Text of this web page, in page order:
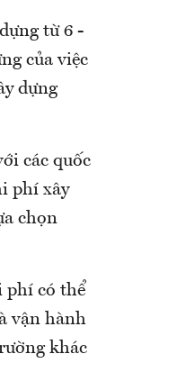
từ 6 -
của việc
dựng
các quốc
phí xây
chọn
phí có thể
vận hành
khác